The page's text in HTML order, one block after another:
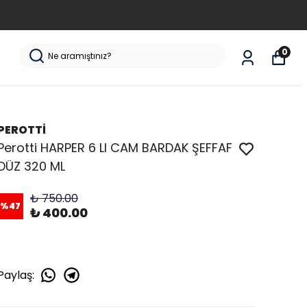
0
HARPER 6 LI CAM BARDAK ŞEFFAF
320 ML
%47 ₺ 750.00
₺ 400.00
: